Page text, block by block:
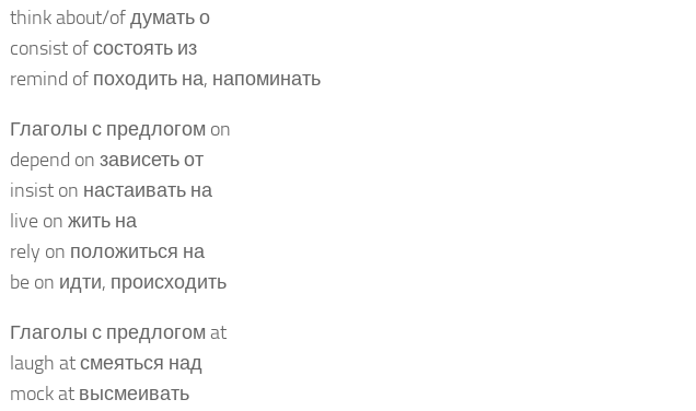
think about/of думать о
consist of состоять из
remind of походить на, напоминать
Глаголы с предлогом on
depend on зависеть от
insist on настаивать на
live on жить на
rely on положиться на
be on идти, происходить
Глаголы с предлогом at
laugh at смеяться над
mock at высмеивать